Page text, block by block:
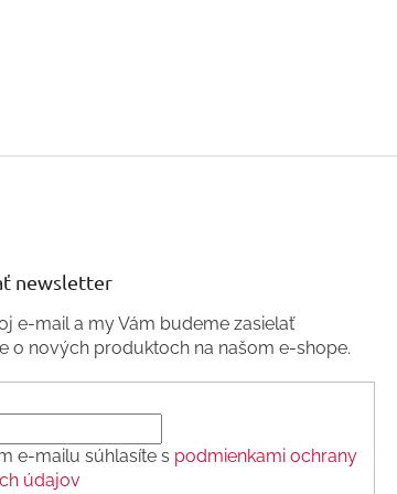
newsletter
e-mail a my Vám budeme zasielať
o nových produktoch na našom e-shope.
e-mailu súhlasíte s podmienkami ochrany
údajov